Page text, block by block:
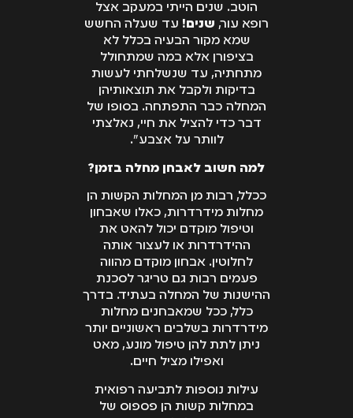
התביעה.
הוטב. שנים הייתי במעקב אצל
רופא עור, שנים! עד שעלה החשש
שמא מקור הבעיה בכלל לא
בציפורן אלא במה שמתחולל
מתחתיה, עד שנשלחתי לעשות
בדיקות ולקבל את תוצאותיהן
המחלה כבר התפתחה. בסופו של
דבר כדי להציל את חיי, נאלצתי
לוותר על אצבע".
למה חשוב לאבחן מחלה בזמן?
ככלל, רבות מן המחלות הקשות הן
מחלות מידרדרות, כאלו שאבחון
וטיפול מוקדם יכול להאט את
ההידרדרות או לעצור אותה
לחלוטין. אבחון מוקדם מהווה
פעמים רבות גם טריגר לסכנת
ההישנות של המחלה בעתיד. בדרך
כלל, ככל שמאבחנים מחלות
מידרדרות בשלבים ראשוניים יותר
ניתן לתת להן טיפול מונע, מאט
ואפילו מציל חיים.
עילות נוספות לתביעה רפואית
במחלות קשות הן פספוס של